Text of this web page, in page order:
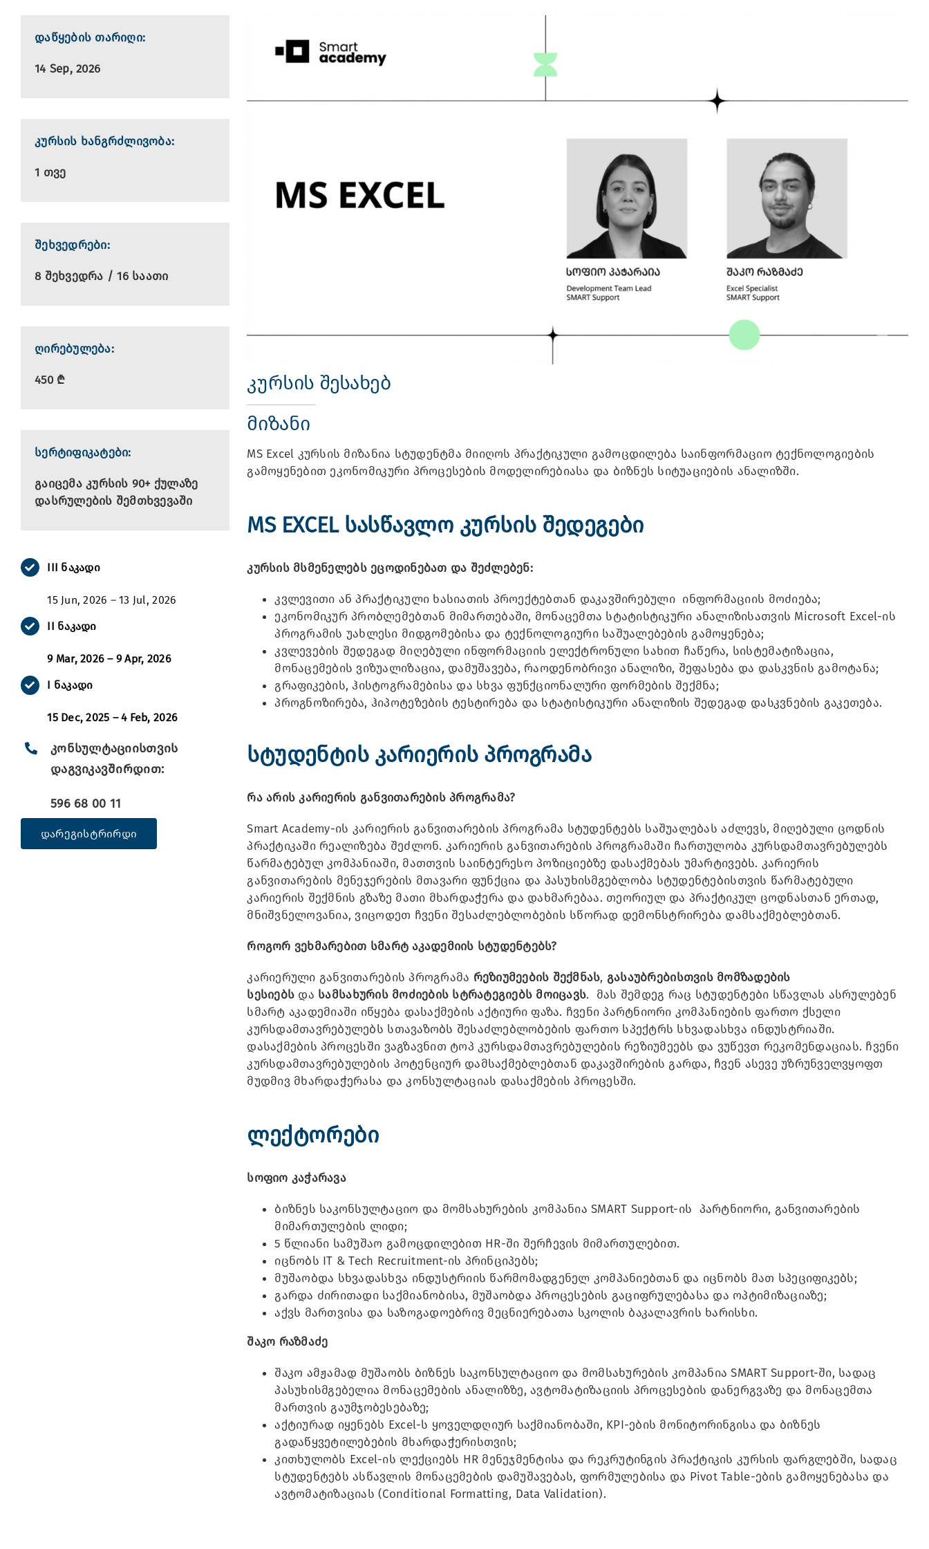
დაწყების თარიღი:
14 Sep, 2026
კურსის ხანგრძლივობა:
1 თვე
შეხვედრები:
8 შეხვედრა / 16 საათი
ღირებულება:
450 ₾
სერტიფიკატები:
გაიცემა კურსის 90+ ქულაზე
დასრულების შემთხვევაში
III ნაკადი
15 Jun, 2026 – 13 Jul, 2026
II ნაკადი
9 Mar, 2026 – 9 Apr, 2026
I ნაკადი
15 Dec, 2025 – 4 Feb, 2026
კონსულტაციისთვის
დაგვიკავშირდით:
596 68 00 11
დარეგისტრირდი
კურსის შესახებ
მიზანი
MS Excel კურსის მიზანია სტუდენტმა მიიღოს პრაქტიკული გამოცდილება საინფორმაციო ტექნოლოგიების
გამოყენებით ეკონომიკური პროცესების მოდელირებიასა და ბიზნეს სიტუაციების ანალიზში.
MS EXCEL სასწავლო კურსის შედეგები
კურსის მსმენელებს ეცოდინებათ და შეძლებენ:
კვლევითი ან პრაქტიკული ხასიათის პროექტებთან დაკავშირებული ინფორმაციის მოძიება;
ეკონომიკურ პრობლემებთან მიმართებაში, მონაცემთა სტატისტიკური ანალიზისათვის Microsoft Excel-ის
პროგრამის უახლესი მიდგომებისა და ტექნოლოგიური საშუალებების გამოყენება;
კვლევების შედეგად მიღებული ინფორმაციის ელექტრონული სახით ჩაწერა, სისტემატიზაცია,
მონაცემების ვიზუალიზაცია, დამუშავება, რაოდენობრივი ანალიზი, შეფასება და დასკვნის გამოტანა;
გრაფიკების, ჰისტოგრამებისა და სხვა ფუნქციონალური ფორმების შექმნა;
პროგნოზირება, ჰიპოტეზების ტესტირება და სტატისტიკური ანალიზის შედეგად დასკვნების გაკეთება.
სტუდენტის კარიერის პროგრამა
რა არის კარიერის განვითარების პროგრამა?
Smart Academy-ის კარიერის განვითარების პროგრამა სტუდენტებს საშუალებას აძლევს, მიღებული ცოდნის
პრაქტიკაში რეალიზება შეძლონ. კარიერის განვითარების პროგრამაში ჩართულობა კურსდამთავრებულებს
წარმატებულ კომპანიაში, მათთვის საინტერესო პოზიციებზე დასაქმებას უმარტივებს. კარიერის
განვითარების მენეჯერების მთავარი ფუნქცია და პასუხისმგებლობა სტუდენტებისთვის წარმატებული
კარიერის შექმნის გზაზე მათი მხარდაჭერა და დახმარებაა. თეორიულ და პრაქტიკულ ცოდნასთან ერთად,
მნიშვნელოვანია, ვიცოდეთ ჩვენი შესაძლებლობების სწორად დემონსტრირება დამსაქმებლებთან.
როგორ ვეხმარებით სმარტ აკადემიის სტუდენტებს?
კარიერული განვითარების პროგრამა რეზიუმეების შექმნას, გასაუბრებისთვის მომზადების
სესიებს და სამსახურის მოძიების სტრატეგიებს მოიცავს. მას შემდეგ რაც სტუდენტები სწავლას ასრულებენ
სმარტ აკადემიაში იწყება დასაქმების აქტიური ფაზა. ჩვენი პარტნიორი კომპანიების ფართო ქსელი
კურსდამთავრებულებს სთავაზობს შესაძლებლობების ფართო სპექტრს სხვადასხვა ინდუსტრიაში.
დასაქმების პროცესში ვაგზავნით ტოპ კურსდამთავრებულების რეზიუმეებს და ვუწევთ რეკომენდაციას. ჩვენი
კურსდამთავრებულების პოტენციურ დამსაქმებლებთან დაკავშირების გარდა, ჩვენ ასევე უზრუნველვყოფთ
მუდმივ მხარდაჭერასა და კონსულტაციას დასაქმების პროცესში.
ლექტორები
სოფიო კაჭარავა
ბიზნეს საკონსულტაციო და მომსახურების კომპანია SMART Support-ის პარტნიორი, განვითარების
მიმართულების ლიდი;
5 წლიანი სამუშაო გამოცდილებით HR-ში შერჩევის მიმართულებით.
იცნობს IT & Tech Recruitment-ის პრინციპებს;
მუშაობდა სხვადასხვა ინდუსტრიის წარმომადგენელ კომპანიებთან და იცნობს მათ სპეციფიკებს;
გარდა ძირითადი საქმიანობისა, მუშაობდა პროცესების გაციფრულებასა და ოპტიმიზაციაზე;
აქვს მართვისა და საზოგადოებრივ მეცნიერებათა სკოლის ბაკალავრის ხარისხი.
შაკო რაზმაძე
შაკო ამჟამად მუშაობს ბიზნეს საკონსულტაციო და მომსახურების კომპანია SMART Support-ში, სადაც
პასუხისმგებელია მონაცემების ანალიზზე, ავტომატიზაციის პროცესების დანერგვაზე და მონაცემთა
მართვის გაუმჯობესებაზე;
აქტიურად იყენებს Excel-ს ყოველდღიურ საქმიანობაში, KPI-ების მონიტორინგისა და ბიზნეს
გადაწყვეტილებების მხარდაჭერისთვის;
კითხულობს Excel-ის ლექციებს HR მენეჯმენტისა და რეკრუტინგის პრაქტიკის კურსის ფარგლებში, სადაც
სტუდენტებს ასწავლის მონაცემების დამუშავებას, ფორმულებისა და Pivot Table-ების გამოყენებასა და
ავტომატიზაციას (Conditional Formatting, Data Validation).